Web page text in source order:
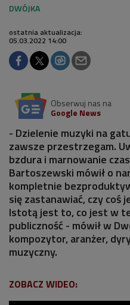
ostatnia aktualizacja:
05.03.2022 14:00
Obserwuj nas na
Google News
- Dzielenie muzyki na
zawsze przestrzegam.
bzdura i marnowanie
Bartoszewski mówił o
kompletnie
się zastanawiać, czy coś
Istotą jest to, co jest w
publiczność - mówił w
kompozytor, aranżer,
muzyczny.
ZOBACZ WIDEO: